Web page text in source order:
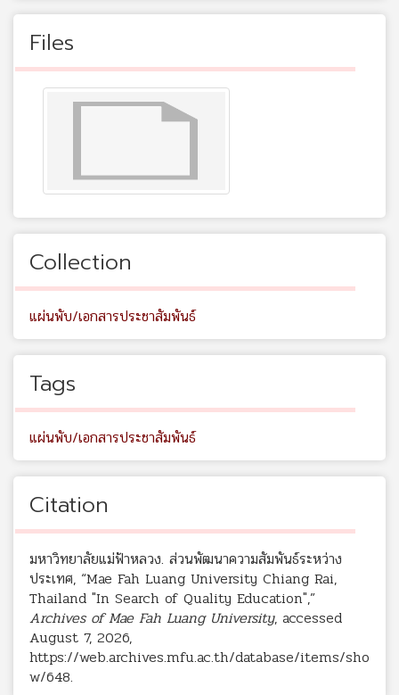
Files
Collection
แผ่นพับ/เอกสารประชาสัมพันธ์
Tags
แผ่นพับ/เอกสารประชาสัมพันธ์
Citation
มหาวิทยาลัยแม่ฟ้าหลวง. ส่วนพัฒนาความสัมพันธ์ระหว่าง
ประเทศ, “Mae Fah Luang University Chiang Rai,
Thailand "In Search of Quality Education",”
Archives of Mae Fah Luang University, accessed
August 7, 2026,
https://web.archives.mfu.ac.th/database/items/sho
w/648.